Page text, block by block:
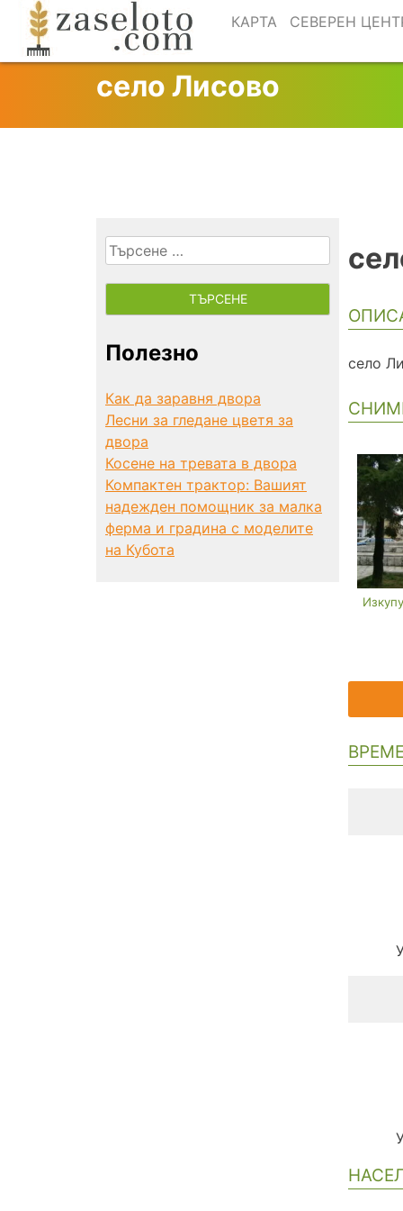
content
КАРТА СЕВЕРЕН
село Лисово
село
Търсене
за:
Полезно
Как да заравня двора
Лесни за гледане цветя за
двора
Косене на тревата в двора
Компактен трактор: Вашият
надежден помощник за малка
ферма и градина с моделите
на Кубота